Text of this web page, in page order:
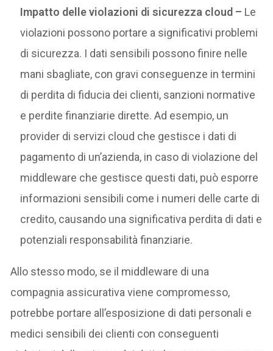
Impatto delle violazioni di sicurezza cloud – Le
violazioni possono portare a significativi problemi
di sicurezza. I dati sensibili possono finire nelle
mani sbagliate, con gravi conseguenze in termini
di perdita di fiducia dei clienti, sanzioni normative
e perdite finanziarie dirette. Ad esempio, un
provider di servizi cloud che gestisce i dati di
pagamento di un’azienda, in caso di violazione del
middleware che gestisce questi dati, può esporre
informazioni sensibili come i numeri delle carte di
credito, causando una significativa perdita di dati e
potenziali responsabilità finanziarie.
Allo stesso modo, se il middleware di una
compagnia assicurativa viene compromesso,
potrebbe portare all’esposizione di dati personali e
medici sensibili dei clienti con conseguenti